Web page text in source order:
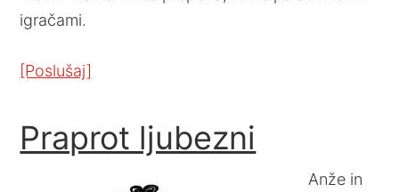
igračami.
[Poslušaj]
Praprot ljubezni
Anže in